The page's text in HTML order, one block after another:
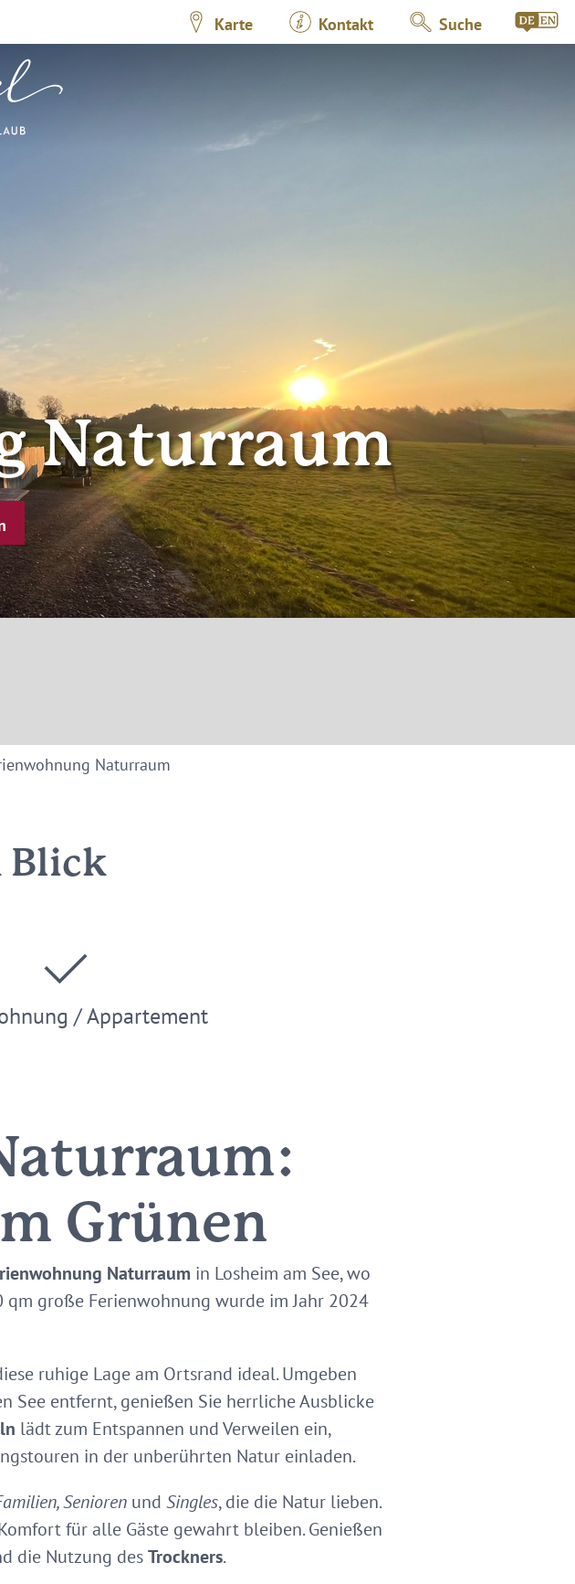
Karte Kontakt Suche
Naturraum
Naturraum
Blick
/ Appartement
Grünen
Naturraum in Losheim am See, wo
große Ferienwohnung wurde im Jahr 2024
ruhige Lage am Ortsrand ideal. Umgeben
See entfernt, genießen Sie herrliche Ausblicke
lädt zum Entspannen und Verweilen ein,
in der unberührten Natur einladen.
Senioren und Singles, die die Natur lieben.
für alle Gäste gewahrt bleiben. Genießen
die Nutzung desTrockners.